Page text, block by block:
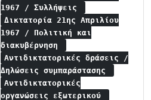
1967 / Συλλήψεις
Δικτατορία 21ης Απριλίου
1967 / Πολιτική και
διακυβέρνηση
Αντιδικτατορικές δράσεις /
Δηλώσεις συμπαράστασης
Αντιδικτατορικές
οργανώσεις εξωτερικού